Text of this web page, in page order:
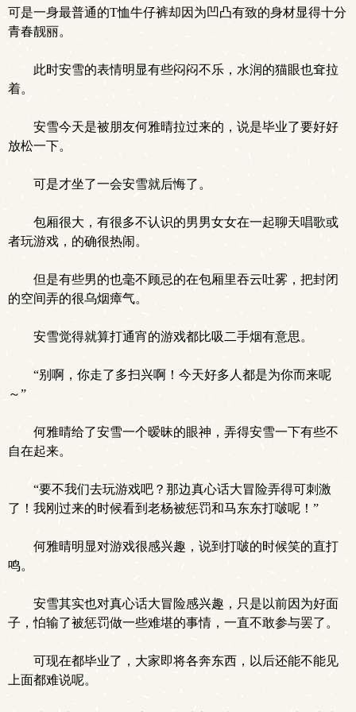
可是一身最普通的T恤牛仔裤却因为凹凸有致的身材显得十分
青春靓丽。
此时安雪的表情明显有些闷闷不乐，水润的猫眼也耷拉
着。
安雪今天是被朋友何雅晴拉过来的，说是毕业了要好好
放松一下。
可是才坐了一会安雪就后悔了。
包厢很大，有很多不认识的男男女女在一起聊天唱歌或
者玩游戏，的确很热闹。
但是有些男的也毫不顾忌的在包厢里吞云吐雾，把封闭
的空间弄的很乌烟瘴气。
安雪觉得就算打通宵的游戏都比吸二手烟有意思。
“别啊，你走了多扫兴啊！今天好多人都是为你而来呢
～”
何雅晴给了安雪一个暧昧的眼神，弄得安雪一下有些不
自在起来。
“要不我们去玩游戏吧？那边真心话大冒险弄得可刺激
了！我刚过来的时候看到老杨被惩罚和马东东打啵呢！”
何雅晴明显对游戏很感兴趣，说到打啵的时候笑的直打
鸣。
安雪其实也对真心话大冒险感兴趣，只是以前因为好面
子，怕输了被惩罚做一些难堪的事情，一直不敢参与罢了。
可现在都毕业了，大家即将各奔东西，以后还能不能见
上面都难说呢。